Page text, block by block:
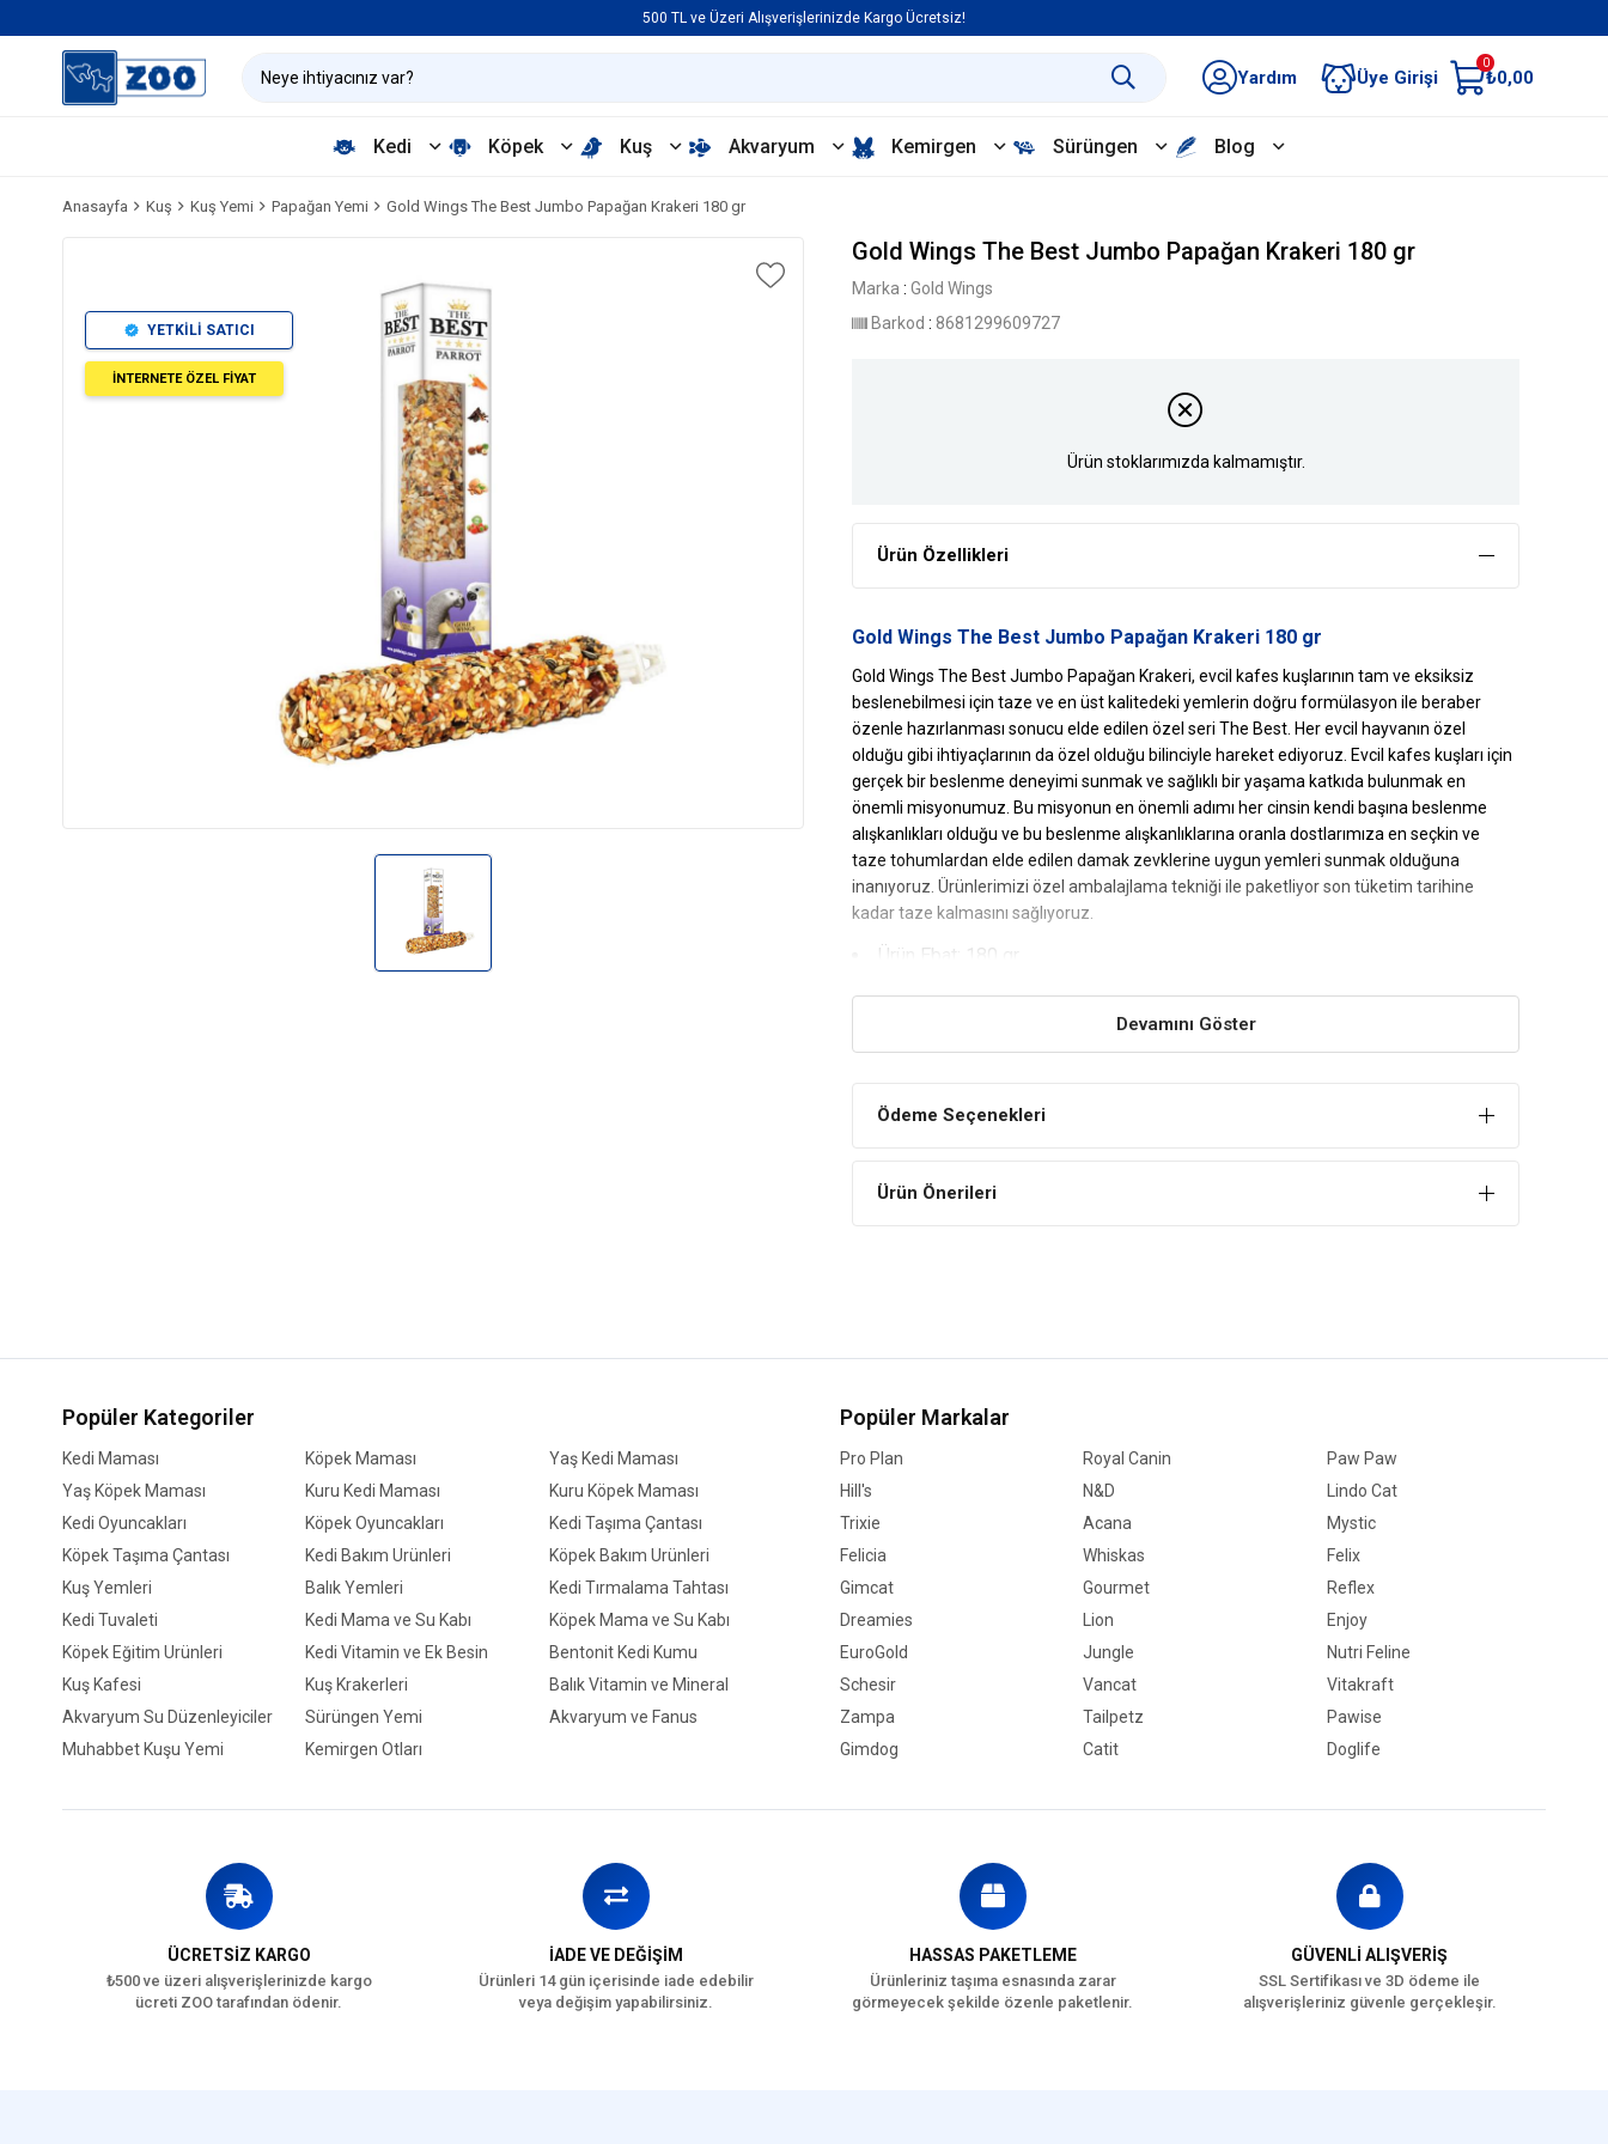
500 TL ve Üzeri Alışverişlerinizde Kargo Ücretsiz!
Yardım Üye Girişi
0
₺0,00
Kedi Köpek Kuş Akvaryum Kemirgen Sürüngen Blog
Anasayfa Kuş Kuş Yemi Papağan Yemi Gold Wings The Best Jumbo Papağan Krakeri 180 gr
YETKİLİ SATICI
İNTERNETE ÖZEL FİYAT
Gold Wings The Best Jumbo Papağan Krakeri 180 gr
Marka : Gold Wings
Barkod : 8681299609727
Ürün stoklarımızda kalmamıştır.
Ürün Özellikleri
Gold Wings The Best Jumbo Papağan Krakeri 180 gr
Gold Wings The Best Jumbo Papağan Krakeri, evcil kafes kuşlarının tam ve eksiksiz
beslenebilmesi için taze ve en üst kalitedeki yemlerin doğru formülasyon ile beraber
özenle hazırlanması sonucu elde edilen özel seri The Best. Her evcil hayvanın özel
olduğu gibi ihtiyaçlarının da özel olduğu bilinciyle hareket ediyoruz. Evcil kafes kuşları için
gerçek bir beslenme deneyimi sunmak ve sağlıklı bir yaşama katkıda bulunmak en
önemli misyonumuz. Bu misyonun en önemli adımı her cinsin kendi başına beslenme
alışkanlıkları olduğu ve bu beslenme alışkanlıklarına oranla dostlarımıza en seçkin ve
taze tohumlardan elde edilen damak zevklerine uygun yemleri sunmak olduğuna
inanıyoruz. Ürünlerimizi özel ambalajlama tekniği ile paketliyor son tüketim tarihine
kadar taze kalmasını sağlıyoruz.
Ürün Ebat: 180 gr
Gold Wings The Best JumboPapağan KrakeriYararları
Gaga Yapısını Destekler
Çizgili Ayçekirdeği
Buğday
Darı
Yulaf Gevreği
Patlamış Mısır
Aspir
Sorgum
Havuç
Kırmızı Biber
Bezelye Gevreği
Devamını Göster
Ödeme Seçenekleri
Ürün Önerileri
Popüler Kategoriler
Kedi Maması Köpek Maması
Yaş Kedi Maması
Yaş Köpek Maması
Kuru Kedi Maması
Kuru Köpek Maması
Kedi Oyuncakları
Köpek Oyuncakları
Kedi Taşıma Çantası
Köpek Taşıma Çantası
Kedi Bakım Ürünleri
Köpek Bakım Ürünleri
Kuş Yemleri
Balık Yemleri
Kedi Tırmalama Tahtası
Kedi Tuvaleti
Kedi Mama ve Su Kabı
Köpek Mama ve Su Kabı
Köpek Eğitim Ürünleri
Kedi Vitamin ve Ek Besin
Bentonit Kedi Kumu
Kuş Kafesi
Kuş Krakerleri
Balık Vitamin ve Mineral
Akvaryum Su Düzenleyiciler
Sürüngen Yemi
Akvaryum ve Fanus
Muhabbet Kuşu Yemi
Kemirgen Otları
Popüler Markalar
Pro Plan Royal Canin
Paw Paw
Hill's
N&D
Lindo Cat
Trixie
Acana
Mystic
Felicia
Whiskas
Felix
Gimcat
Gourmet
Reflex
Dreamies
Lion
Enjoy
EuroGold
Jungle
Nutri Feline
Schesir
Vancat
Vitakraft
Zampa
Tailpetz
Pawise
Gimdog
Catit Doglife
ÜCRETSİZ KARGO
₺500 ve üzeri alışverişlerinizde kargo
ücreti ZOO tarafından ödenir.
İADE VE DEĞİŞİM
Ürünleri 14 gün içerisinde iade edebilir
veya değişim yapabilirsiniz.
HASSAS PAKETLEME
Ürünleriniz taşıma esnasında zarar
görmeyecek şekilde özenle paketlenir.
GÜVENLİ ALIŞVERİŞ
SSL Sertifikası ve 3D ödeme ile
alışverişleriniz güvenle gerçekleşir.